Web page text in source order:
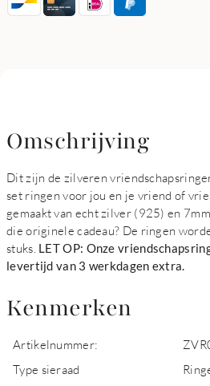
Omschrijving
Dit zijn de zilveren
set ringen voor jou en je vriend of
gemaakt van echt zilver (925) en
die originele cadeau? De ringen
stuks. LET OP: Onze
levertijd van 3 werkdagen extra.
Kenmerken
Artikelnummer:
Type sieraad